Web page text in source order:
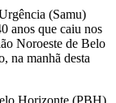
(Samu)
anos que caiu nos
Noroeste de Belo
na manhã desta